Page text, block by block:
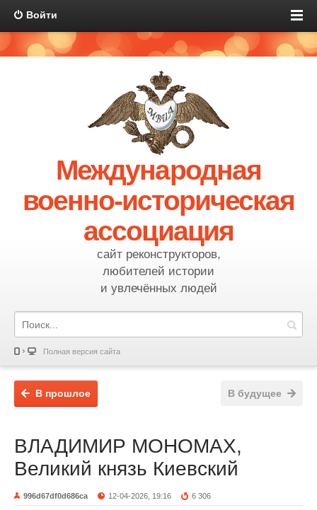
Войти
Международная
военно-историческая
ассоциация
сайт реконструкторов,
любителей истории
и увлечённых людей
Полная версия сайта
В будущее
В прошлое
ВЛАДИМИР МОНОМАХ,
Великий князь Киевский
996d67df0d686ca 12-04-2026, 19:16 6 306